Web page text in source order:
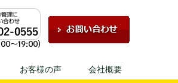
お客様の声 会社概要